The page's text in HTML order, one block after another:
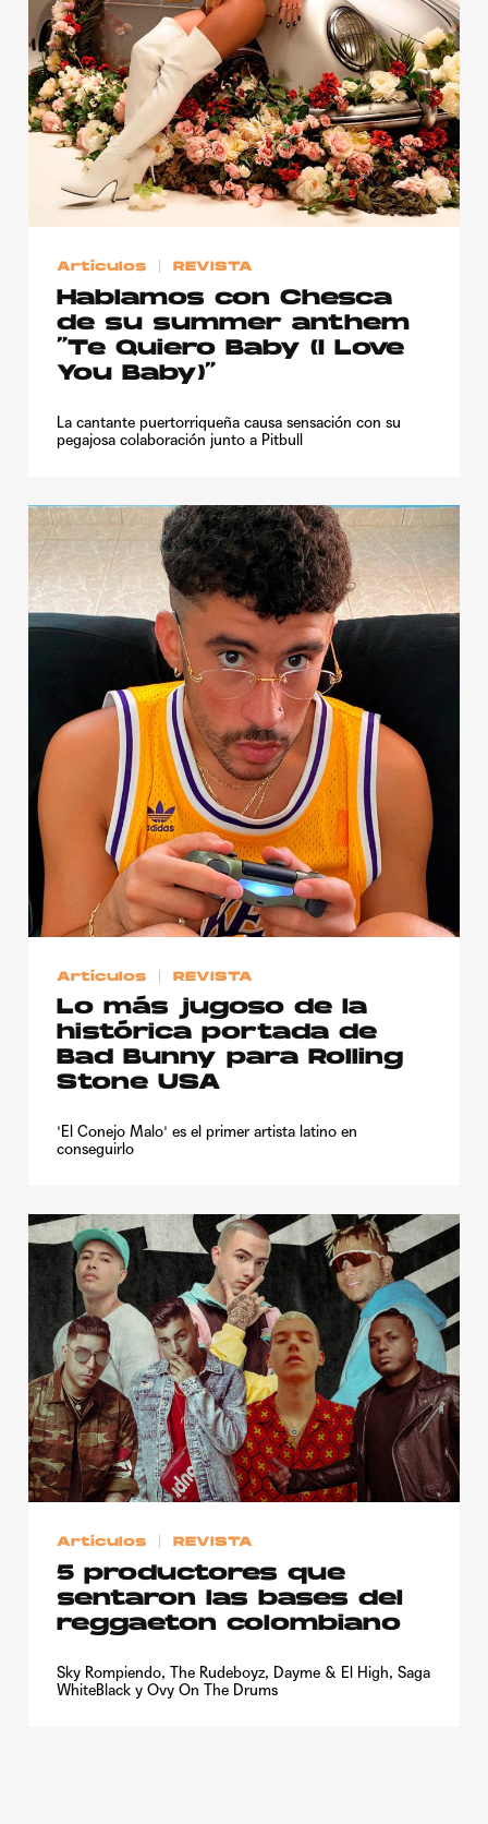
Artículos REVISTA
Hablamos con Chesca
de su summer anthem
“Te Quiero Baby (I Love
You Baby)”
La cantante puertorriqueña causa sensación con su
pegajosa colaboración junto a Pitbull
Artículos REVISTA
Lo más jugoso de la
histórica portada de
Bad Bunny para Rolling
Stone USA
'El Conejo Malo' es el primer artista latino en
conseguirlo
Artículos REVISTA
5 productores que
sentaron las bases del
reggaeton colombiano
Sky Rompiendo, The Rudeboyz, Dayme & El High, Saga
WhiteBlack y Ovy On The Drums